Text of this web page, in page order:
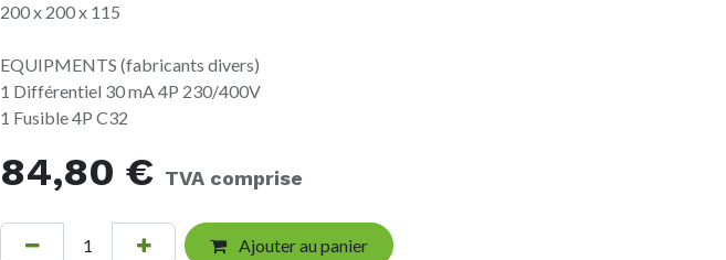
200 x 200 x 115
EQUIPMENTS (fabricants divers)
1 Différentiel 30 mA 4P 230/400V
1 Fusible 4P C32
84,80 € TVA comprise
Ajouter au panier